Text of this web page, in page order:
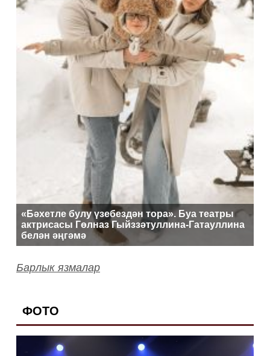
«Бәхетле булу үзебездән тора». Буа театры
актрисасы Гөлназ Гыйззәтуллина-Гатауллина
белән әңгәмә
Барлык язмалар
ФОТО